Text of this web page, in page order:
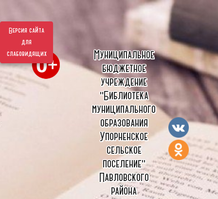
Версия сайта
для
слабовидящих
Муниципальное
бюджетное
учреждение
"Библиотека
муниципального
образования
Упорненское
сельское
поселение"
Павловского
района